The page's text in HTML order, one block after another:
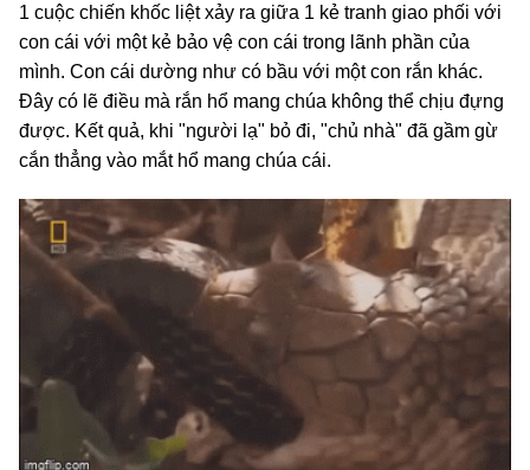
1 cuộc chiến khốc liệt xảy ra giữa 1 kẻ tranh giao phối với
con cái với một kẻ bảo vệ con cái trong lãnh phần của
mình. Con cái dường như có bầu với một con rắn khác.
Đây có lẽ điều mà rắn hổ mang chúa không thể chịu đựng
được. Kết quả, khi "người lạ" bỏ đi, "chủ nhà" đã gầm gừ
cắn thẳng vào mắt hổ mang chúa cái.